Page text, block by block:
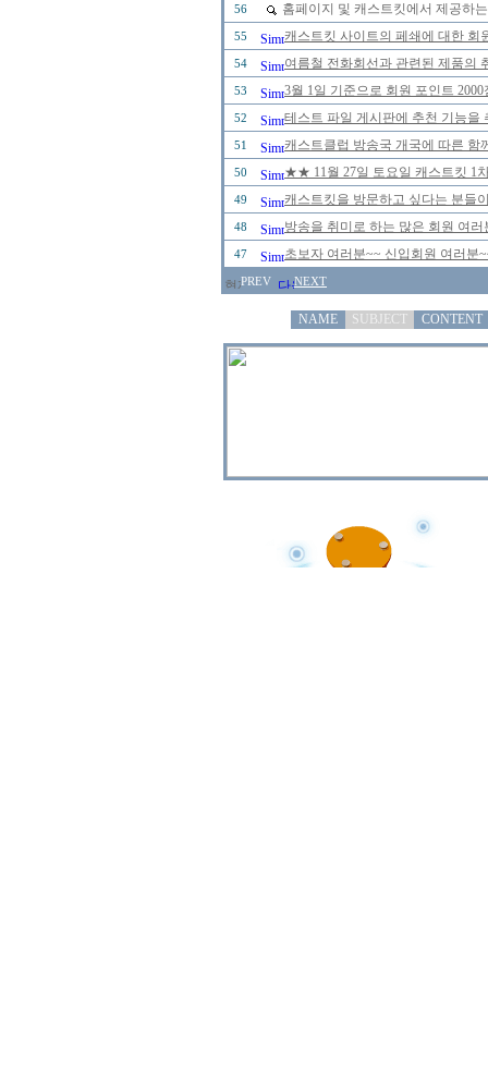
56 홈페이지 및 캐스트킷에서 제공하
55 캐스트킷 사이트의 페쇄에 대한
54 여름철 전화회선과 관련된 제품의
53 3월 1일 기준으로 회원 포인트
52 테스트 파일 게시판에 추천 기능
51 캐스트클럽 방송국 개국에 따른
50 ★★ 11월 27일 토요일 캐스트킷
49 캐스트킷을 방문하고 싶다는 분들
48 방송을 취미로 하는 많은 회원 여
47 초보자 여러분~~ 신입회원 여러
PREV NEXT